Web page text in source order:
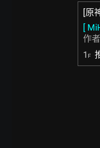
[原
[
作
1 F